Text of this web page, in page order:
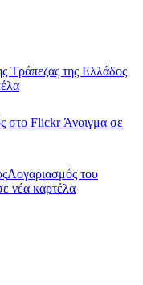
Τράπεζας της Ελλάδος
στο FlickrΆνοιγμα σε
Λογαριασμός του
νέα καρτέλα